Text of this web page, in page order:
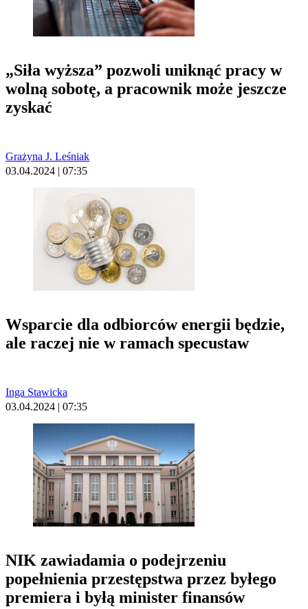
„Siła wyższa” pozwoli uniknąć pracy w
wolną sobotę, a pracownik może jeszcze
zyskać
Grażyna J. Leśniak
03.04.2024 | 07:35
Wsparcie dla odbiorców energii będzie,
ale raczej nie w ramach specustaw
Inga Stawicka
03.04.2024 | 07:35
NIK zawiadamia o podejrzeniu
popełnienia przestępstwa przez byłego
premiera i byłą minister finansów